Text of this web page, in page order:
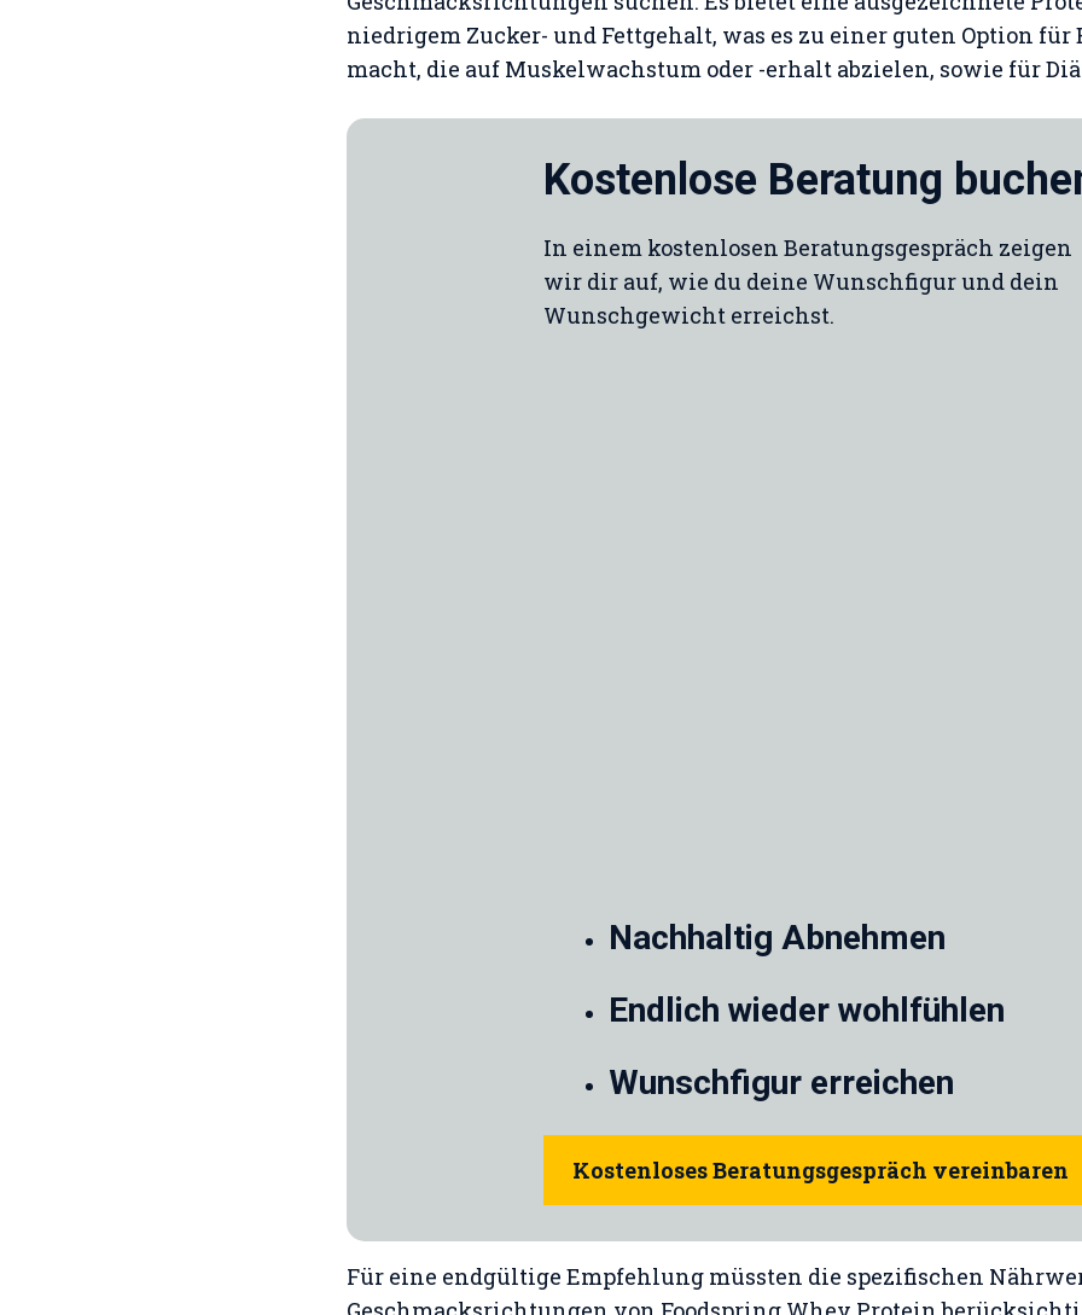
niedrigem Zucker- und Fettgehalt, was es zu einer guten Option
macht, die auf Muskelwachstum oder -erhalt abzielen, sowie für
Kostenlose Beratung
In einem kostenlosen Beratungsgespräch zeigen
wir dir auf, wie du deine Wunschfigur und dein
Wunschgewicht erreichst.
Nachhaltig Abnehmen
Endlich wieder wohlfühlen
Wunschfigur erreichen
Kostenloses Beratungsgespräch vereinbaren
Für eine endgültige Empfehlung müssten die spezifischen